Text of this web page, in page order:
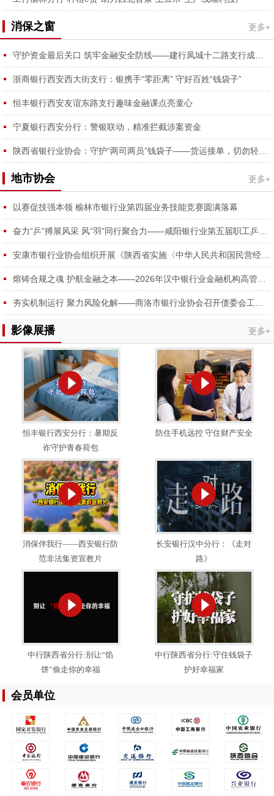
消保之窗 更多+
浙商银行西安西大街支行：银携手“零距离” 守好百姓“钱袋子”
恒丰银行西安友谊东路支行趣味金融课点亮童心
宁夏银行西安分行：警银联动，精准拦截涉案资金
地市协会 更多+
以赛促技强本领 榆林市银行业第四届业务技能竞赛圆满落幕
影像展播 更多+
恒丰银行西安分行：暑期反
诈守护青春荷包
防住手机远控 守住财产安全
消保伴我行——西安银行防
范非法集资宣教片
长安银行汉中分行：《走对
路》
中行陕西省分行:别让“馅
饼”偷走你的幸福
中行陕西省分行:守住钱袋子
护好幸福家
会员单位